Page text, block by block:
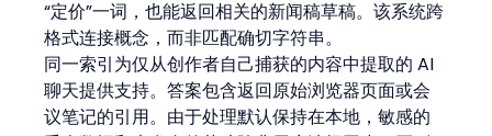
“定价”一词，也能返回相关的新闻稿草稿。该系统跨
格式连接概念，而非匹配确切字符串。
同一索引为仅从创作者自己捕获的内容中提取的 AI
聊天提供支持。答案包含返回原始浏览器页面或会
议笔记的引用。由于处理默认保持在本地，敏感的